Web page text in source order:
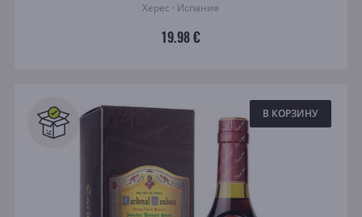
Херес · Испания
19.98 €
В КОРЗИНУ